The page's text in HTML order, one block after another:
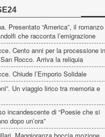
Presentato “America”, il romanzo
che racconta l’emigrazione
Cento anni per la processione in
Rocco. Arriva la reliquia
Chiude l’Emporio Solidale
Un viaggio lirico tra memoria e
incandescente di “Poesie che si
dopo un’ora”